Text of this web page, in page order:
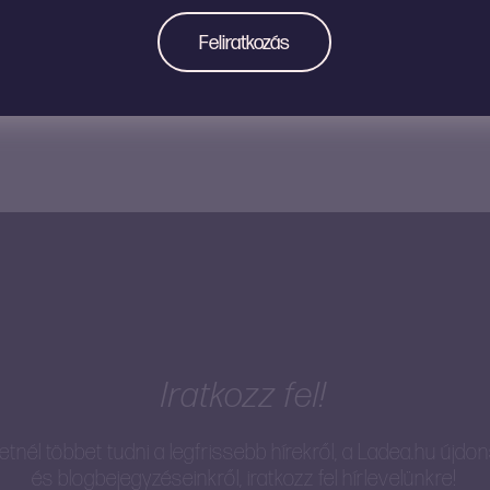
Iratkozz fel!
többet tudni a legfrissebb hírekről, a Ladea.hu
és blogbejegyzéseinkről, iratkozz fel hírlevelünkre!